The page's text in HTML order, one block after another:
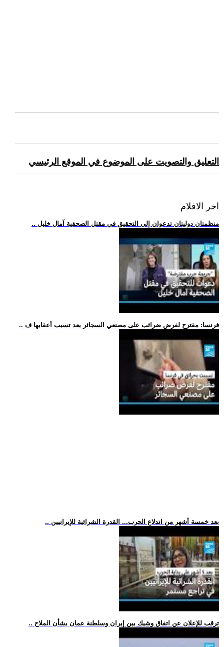
التعليق والتصويت على الموضوع في الموقع الرئيسي
اخر الافلام
.. منظمتان دوليتان تدعوان إلى التحقيق في مقتل الصحفية آمال خليل
.. فرنسا: مقترح لفرض ضرائب على مصنعي السجائر بعد تسبب أعقابها ف
.. بعد خمسة أشهر من اندلاع الحرب... القدرة الشرائية للإيرانيين
.. ترقب للإعلان عن اتفاق وشيك بين إيران وسلطنة عمان بشأن الملاح